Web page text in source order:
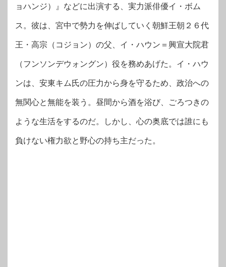
ョハンジ）』などに出演する、実力派俳優イ・ボム
ス。彼は、宮中で勢力を伸ばしていく朝鮮王朝２６代
王・高宗（コジョン）の父、イ・ハウン＝興宣大院君
（フンソンデウォングン）役を務めあげた。イ・ハウ
ンは、安東キム氏の圧力から身を守るため、政治への
無関心と無能を装う。昼間から酒を浴び、ごろつきの
ような生活をするのだ。しかし、心の奥底では誰にも
負けない権力欲と野心の持ち主だった。